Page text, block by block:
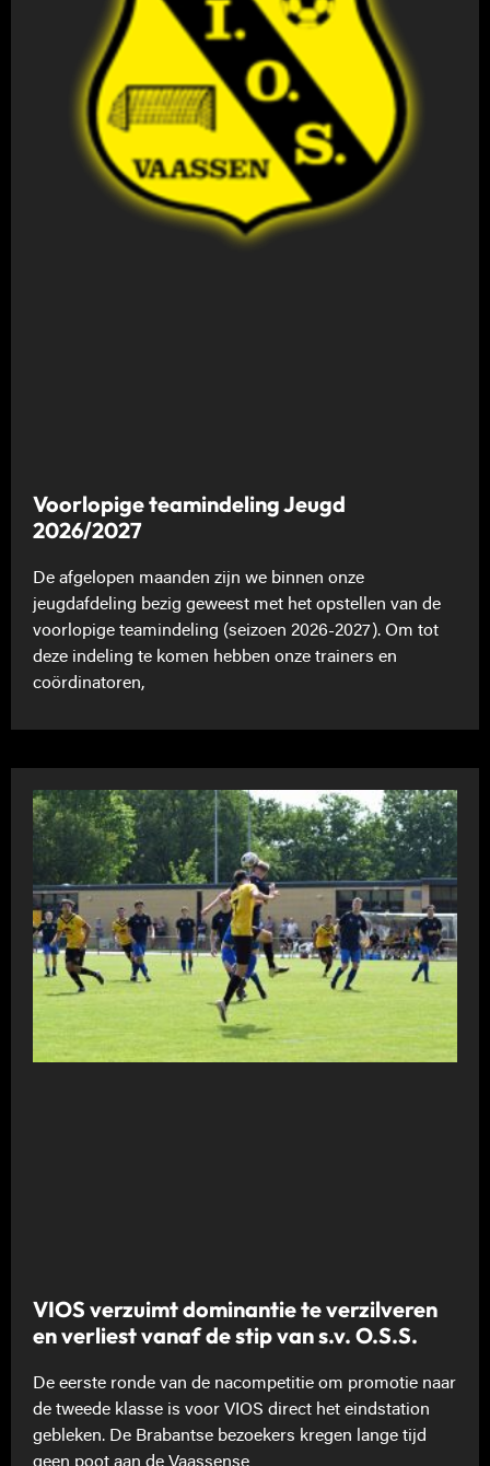
Voorlopige teamindeling Jeugd
2026/2027
De afgelopen maanden zijn we binnen onze
jeugdafdeling bezig geweest met het opstellen van de
voorlopige teamindeling (seizoen 2026-2027). Om tot
deze indeling te komen hebben onze trainers en
coördinatoren,
VIOS verzuimt dominantie te verzilveren
en verliest vanaf de stip van s.v. O.S.S.
De eerste ronde van de nacompetitie om promotie naar
de tweede klasse is voor VIOS direct het eindstation
gebleken. De Brabantse bezoekers kregen lange tijd
geen poot aan de Vaassense